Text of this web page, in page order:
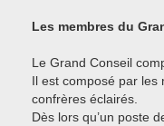
Les membres du
Le Grand Conseil
Il est composé par les
confrères éclairés.
Dès lors qu’un poste